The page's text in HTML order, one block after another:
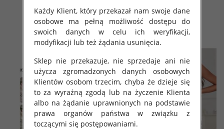
32.00 zł
szczegóły
32.00 zł
szczegóły
Każdy Klient, który przekazał nam swoje dane
osobowe ma pełną możliwość dostępu do
swoich danych w celu ich weryfikacji,
modyfikacji lub też żądania usunięcia.
Sklep nie przekazuje, nie sprzedaje ani nie
użycza zgromadzonych danych osobowych
Klientów osobom trzecim, chyba że dzieje się
to za wyraźną zgodą lub na życzenie Klienta
albo na żądanie uprawnionych na podstawie
prawa organów państwa w związku z
toczącymi się postępowaniami.